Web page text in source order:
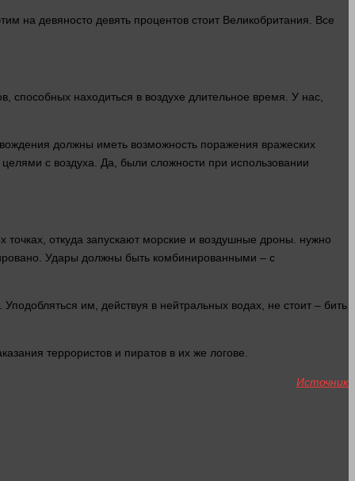
на девяносто девять процентов стоит Великобритания. Все
способных находиться в воздухе длительное время . У нас,
должны иметь возможность поражения вражеских
с воздуха. Да, были сложности при использовании
откуда запускают морские и воздушные дроны. нужно
Удары должны быть комбинированными – с
им, действуя в нейтральных водах, не стоит – бить
террористов и пиратов в их же логове.
Источник